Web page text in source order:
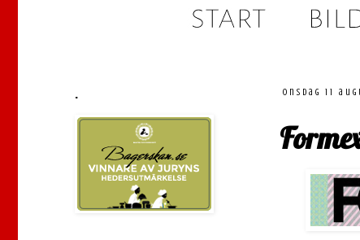
onsdag 11
.